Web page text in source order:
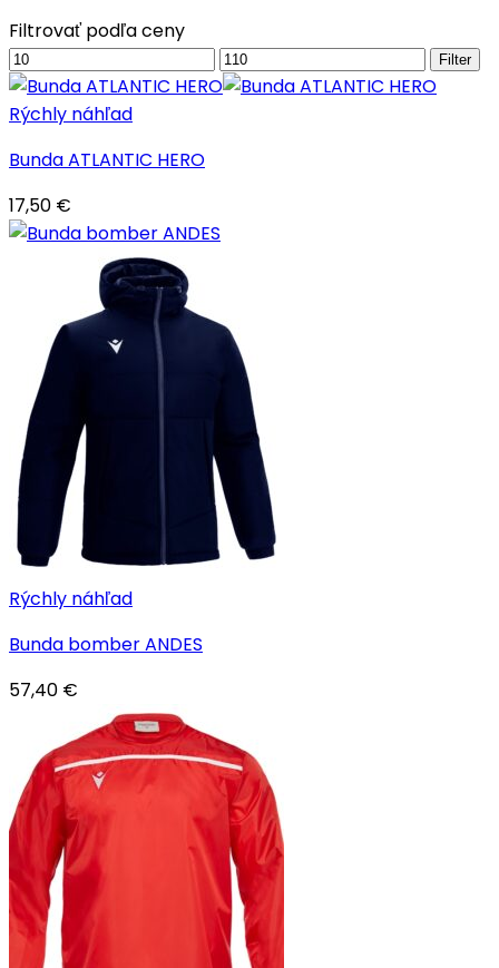
Filtrovať podľa ceny
Minimálna
cena
Maximálna
cena
Filter
Rýchly náhľad
Bunda ATLANTIC HERO
17,50 €
Rýchly náhľad
Bunda bomber ANDES
57,40 €